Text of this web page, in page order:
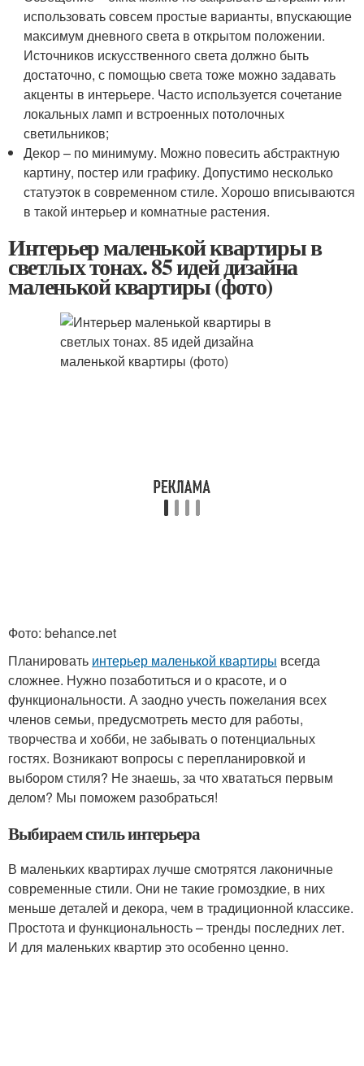
использовать совсем простые варианты, впускающие
максимум дневного света в открытом положении.
Источников искусственного света должно быть
достаточно, с помощью света тоже можно задавать
акценты в интерьере. Часто используется сочетание
локальных ламп и встроенных потолочных
светильников;
Декор – по минимуму. Можно повесить абстрактную
картину, постер или графику. Допустимо несколько
статуэток в современном стиле. Хорошо вписываются
в такой интерьер и комнатные растения.
Интерьер маленькой квартиры в
светлых тонах. 85 идей дизайна
маленькой квартиры (фото)
Фото: behance.net
Планировать интерьер маленькой квартиры всегда
сложнее. Нужно позаботиться и о красоте, и о
функциональности. А заодно учесть пожелания всех
членов семьи, предусмотреть место для работы,
творчества и хобби, не забывать о потенциальных
гостях. Возникают вопросы с перепланировкой и
выбором стиля? Не знаешь, за что хвататься первым
делом? Мы поможем разобраться!
Выбираем стиль интерьера
В маленьких квартирах лучше смотрятся лаконичные
современные стили. Они не такие громоздкие, в них
меньше деталей и декора, чем в традиционной классике.
Простота и функциональность – тренды последних лет.
И для маленьких квартир это особенно ценно.